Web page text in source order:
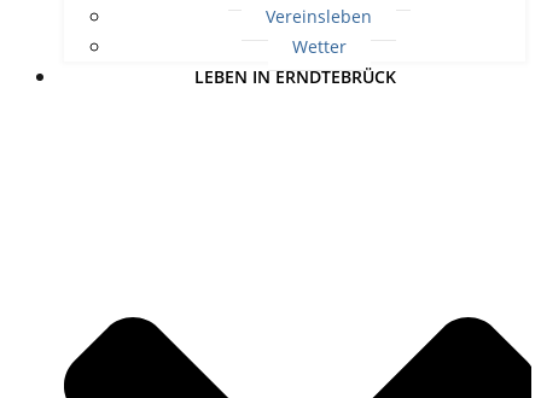
Vereinsleben
Wetter
LEBEN IN ERNDTEBRÜCK